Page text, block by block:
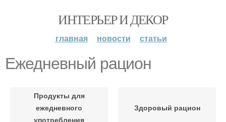
ИНТЕРЬЕР И ДЕКОР
главная новости статьи
Ежедневный рацион
Продукты для
ежедневного
употребления
Здоровый рацион